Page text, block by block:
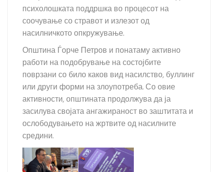
психолошката поддршка во процесот на
соочување со стравот и излезот од
насилничкото опкружување.
Општина Ѓорче Петров и понатаму активно
работи на подобрување на состојбите
поврзани со било каков вид насилство, буллинг
или други форми на злоупотреба. Со овие
активности, општината продолжува да ја
засилува својата ангажираност во заштитата и
ослободувањето на жртвите од насилните
средини.